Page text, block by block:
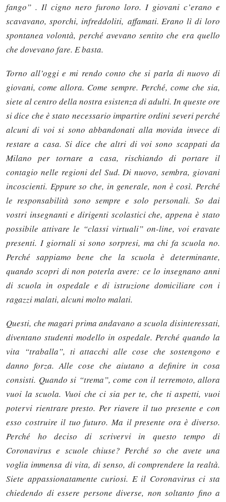
fango” . Il cigno nero furono loro. I giovani c’erano e
scavavano, sporchi, infreddoliti, affamati. Erano lì di loro
spontanea volontà, perché avevano sentito che era quello
che dovevano fare. E basta.
Torno all’oggi e mi rendo conto che si parla di nuovo di
giovani, come allora. Come sempre. Perché, come che sia,
siete al centro della nostra esistenza di adulti. In queste ore
si dice che è stato necessario impartire ordini severi perché
alcuni di voi si sono abbandonati alla movida invece di
restare a casa. Si dice che altri di voi sono scappati da
Milano per tornare a casa, rischiando di portare il
contagio nelle regioni del Sud. Di nuovo, sembra, giovani
incoscienti. Eppure so che, in generale, non è così. Perché
le responsabilità sono sempre e solo personali. So dai
vostri insegnanti e dirigenti scolastici che, appena è stato
possibile attivare le “classi virtuali” on-line, voi eravate
presenti. I giornali si sono sorpresi, ma chi fa scuola no.
Perché sappiamo bene che la scuola è determinante,
quando scopri di non poterla avere: ce lo insegnano anni
di scuola in ospedale e di istruzione domiciliare con i
ragazzi malati, alcuni molto malati.
Questi, che magari prima andavano a scuola disinteressati,
diventano studenti modello in ospedale. Perché quando la
vita “traballa”, ti attacchi alle cose che sostengono e
danno forza. Alle cose che aiutano a definire in cosa
consisti. Quando si “trema”, come con il terremoto, allora
vuoi la scuola. Vuoi che ci sia per te, che ti aspetti, vuoi
potervi rientrare presto. Per riavere il tuo presente e con
esso costruire il tuo futuro. Ma il presente ora è diverso.
Perché ho deciso di scrivervi in questo tempo di
Coronavirus e scuole chiuse? Perché so che avete una
voglia immensa di vita, di senso, di comprendere la realtà.
Siete appassionatamente curiosi. E il Coronavirus ci sta
chiedendo di essere persone diverse, non soltanto fino a